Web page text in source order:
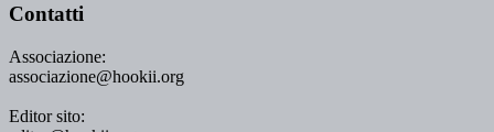
Contatti
Associazione:
associazione@hookii.org
Editor sito: